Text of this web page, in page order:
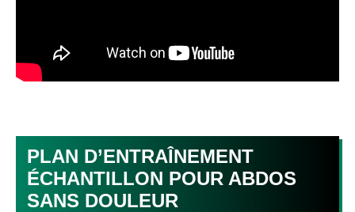
PLAN D’ENTRAÎNEMENT
ÉCHANTILLON POUR ABDOS
SANS DOULEUR